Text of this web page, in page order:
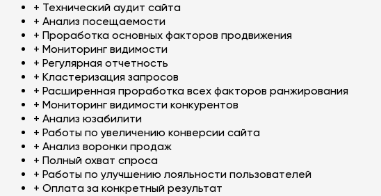
+ Технический аудит сайта
+ Анализ посещаемости
+ Проработка основных факторов продвижения
+ Мониторинг видимости
+ Регулярная отчетность
+ Кластеризация запросов
+ Расширенная проработка всех факторов ранжирования
+ Мониторинг видимости конкурентов
+ Анализ юзабилити
+ Работы по увеличению конверсии сайта
+ Анализ воронки продаж
+ Полный охват спроса
+ Работы по улучшению лояльности пользователей
+ Оплата за конкретный результат